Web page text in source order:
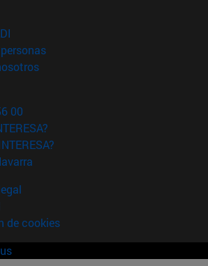
en nueva ventana)
(abre en nueva ventana)
(abre en nueva ventana)
00
de cookies